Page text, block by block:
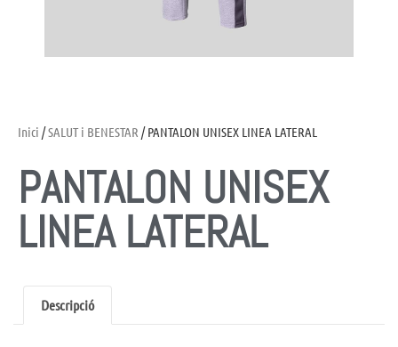
Inici /SALUT i BENESTAR / PANTALON UNISEX LINEA LATERAL
PANTALON UNISEX
LINEA LATERAL
Descripció